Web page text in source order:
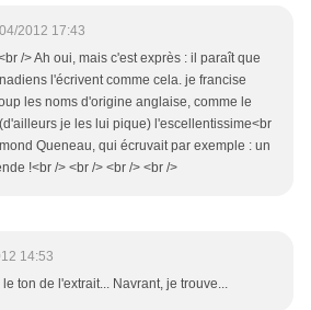
2012 17:43
/> Ah oui, mais c'est exprès : il paraît que
l'écrivent comme cela. je francise
les noms d'origine anglaise, comme le
je les lui pique) l'escellentissime<br
Queneau, qui écruvait par exemple : un
!<br /> <br /> <br /> <br />
14:53
ton de l'extrait... Navrant, je trouve...